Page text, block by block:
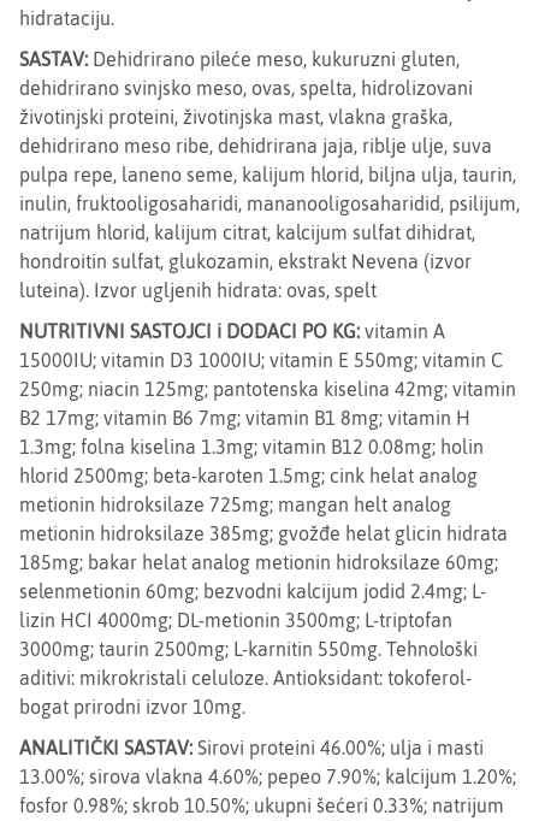
hidrataciju.
SASTAV: Dehidrirano pileće meso, kukuruzni gluten,
dehidrirano svinjsko meso, ovas, spelta, hidrolizovani
životinjski proteini, životinjska mast, vlakna graška,
dehidrirano meso ribe, dehidrirana jaja, riblje ulje, suva
pulpa repe, laneno seme, kalijum hlorid, biljna ulja, taurin,
inulin, fruktooligosaharidi, mananooligosaharidid, psilijum,
natrijum hlorid, kalijum citrat, kalcijum sulfat dihidrat,
hondroitin sulfat, glukozamin, ekstrakt Nevena (izvor
luteina). Izvor ugljenih hidrata: ovas, spelt
NUTRITIVNI SASTOJCI i DODACI PO KG: vitamin A
15000IU; vitamin D3 1000IU; vitamin E 550mg; vitamin C
250mg; niacin 125mg; pantotenska kiselina 42mg; vitamin
B2 17mg; vitamin B6 7mg; vitamin B1 8mg; vitamin H
1.3mg; folna kiselina 1.3mg; vitamin B12 0.08mg; holin
hlorid 2500mg; beta-karoten 1.5mg; cink helat analog
metionin hidroksilaze 725mg; mangan helt analog
metionin hidroksilaze 385mg; gvožđe helat glicin hidrata
185mg; bakar helat analog metionin hidroksilaze 60mg;
selenmetionin 60mg; bezvodni kalcijum jodid 2.4mg; L-
lizin HCI 4000mg; DL-metionin 3500mg; L-triptofan
3000mg; taurin 2500mg; L-karnitin 550mg. Tehnološki
aditivi: mikrokristali celuloze. Antioksidant: tokoferol-
bogat prirodni izvor 10mg.
ANALITIČKI SASTAV: Sirovi proteini 46.00%; ulja i masti
13.00%; sirova vlakna 4.60%; pepeo 7.90%; kalcijum 1.20%;
fosfor 0.98%; skrob 10.50%; ukupni šećeri 0.33%; natrijum